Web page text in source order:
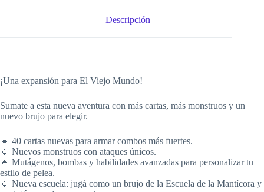
Descripción
¡Una expansión para El Viejo Mundo!
Sumate a esta nueva aventura con más cartas, más monstruos y un
nuevo brujo para elegir.
🔸 40 cartas nuevas para armar combos más fuertes.
🔸 Nuevos monstruos con ataques únicos.
🔸 Mutágenos, bombas y habilidades avanzadas para personalizar tu
estilo de pelea.
🔸 Nueva escuela: jugá como un brujo de la Escuela de la Mantícora y